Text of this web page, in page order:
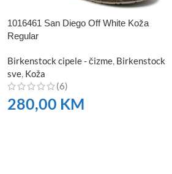
1016461 San Diego Off White Koža
Regular
Birkenstock cipele - čizme, Birkenstock
sve, Koža
(6)
280,00 KM